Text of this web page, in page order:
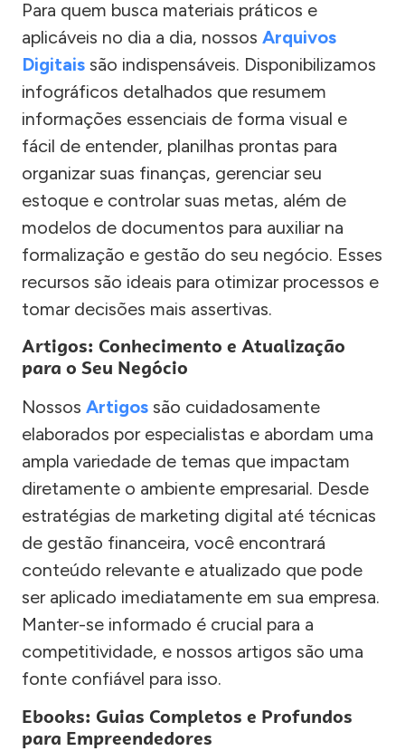
Para quem busca materiais práticos e
aplicáveis no dia a dia, nossos Arquivos
Digitais são indispensáveis. Disponibilizamos
infográficos detalhados que resumem
informações essenciais de forma visual e
fácil de entender, planilhas prontas para
organizar suas finanças, gerenciar seu
estoque e controlar suas metas, além de
modelos de documentos para auxiliar na
formalização e gestão do seu negócio. Esses
recursos são ideais para otimizar processos e
tomar decisões mais assertivas.
Artigos: Conhecimento e Atualização
para o Seu Negócio
Nossos Artigos são cuidadosamente
elaborados por especialistas e abordam uma
ampla variedade de temas que impactam
diretamente o ambiente empresarial. Desde
estratégias de marketing digital até técnicas
de gestão financeira, você encontrará
conteúdo relevante e atualizado que pode
ser aplicado imediatamente em sua empresa.
Manter-se informado é crucial para a
competitividade, e nossos artigos são uma
fonte confiável para isso.
Ebooks: Guias Completos e Profundos
para Empreendedores